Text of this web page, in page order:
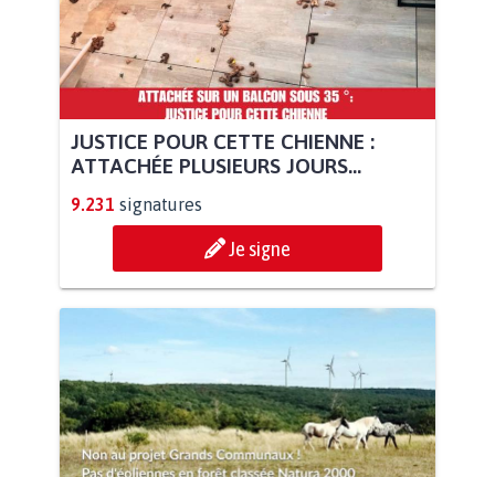
JUSTICE POUR CETTE CHIENNE :
ATTACHÉE PLUSIEURS JOURS...
9.231 signatures
Je signe